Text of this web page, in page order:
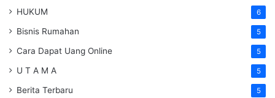
HUKUM 6
Bisnis Rumahan 5
Cara Dapat Uang Online 5
U T A M A 5
Berita Terbaru 5